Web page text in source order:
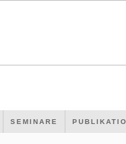
SEMINARE